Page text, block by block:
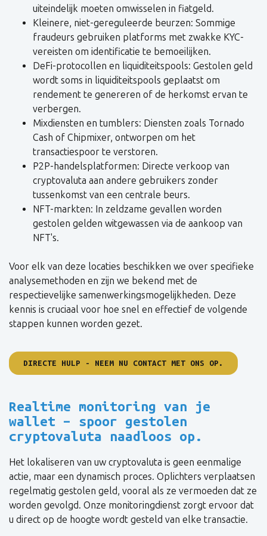
uiteindelijk moeten omwisselen in fiatgeld.
Kleinere, niet-gereguleerde beurzen: Sommige
fraudeurs gebruiken platforms met zwakke KYC-
vereisten om identificatie te bemoeilijken.
DeFi-protocollen en liquiditeitspools: Gestolen geld
wordt soms in liquiditeitspools geplaatst om
rendement te genereren of de herkomst ervan te
verbergen.
Mixdiensten en tumblers: Diensten zoals Tornado
Cash of Chipmixer, ontworpen om het
transactiespoor te verstoren.
P2P-handelsplatformen: Directe verkoop van
cryptovaluta aan andere gebruikers zonder
tussenkomst van een centrale beurs.
NFT-markten: In zeldzame gevallen worden
gestolen gelden witgewassen via de aankoop van
NFT's.
Voor elk van deze locaties beschikken we over specifieke
analysemethoden en zijn we bekend met de
respectievelijke samenwerkingsmogelijkheden. Deze
kennis is cruciaal voor hoe snel en effectief de volgende
stappen kunnen worden gezet.
DIRECTE HULP - NEEM NU CONTACT MET ONS OP.
Realtime monitoring van je
wallet – spoor gestolen
cryptovaluta naadloos op.
Het lokaliseren van uw cryptovaluta is geen eenmalige
actie, maar een dynamisch proces. Oplichters verplaatsen
regelmatig gestolen geld, vooral als ze vermoeden dat ze
worden gevolgd. Onze monitoringdienst zorgt ervoor dat
u direct op de hoogte wordt gesteld van elke transactie.